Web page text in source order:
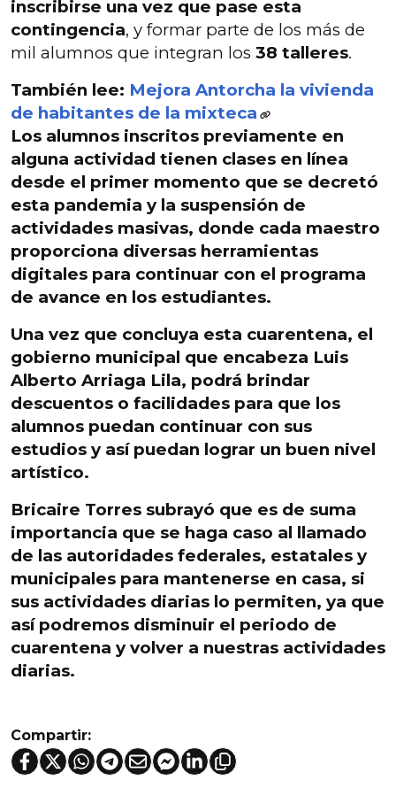
inscribirse una vez que pase esta
contingencia, y formar parte de los más de
mil alumnos que integran los 38 talleres.
También lee: Mejora Antorcha la vivienda
de habitantes de la mixteca
Los alumnos inscritos previamente en
alguna actividad tienen clases en línea
desde el primer momento que se decretó
esta pandemia y la suspensión de
actividades masivas, donde cada maestro
proporciona diversas herramientas
digitales para continuar con el programa
de avance en los estudiantes.
Una vez que concluya esta cuarentena, el
gobierno municipal que encabeza Luis
Alberto Arriaga Lila, podrá brindar
descuentos o facilidades para que los
alumnos puedan continuar con sus
estudios y así puedan lograr un buen nivel
artístico.
Bricaire Torres subrayó que es de suma
importancia que se haga caso al llamado
de las autoridades federales, estatales y
municipales para mantenerse en casa, si
sus actividades diarias lo permiten, ya que
así podremos disminuir el periodo de
cuarentena y volver a nuestras actividades
diarias.
Compartir: